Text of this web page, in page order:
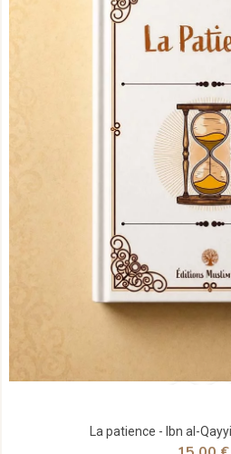
La patience - Ibn al-